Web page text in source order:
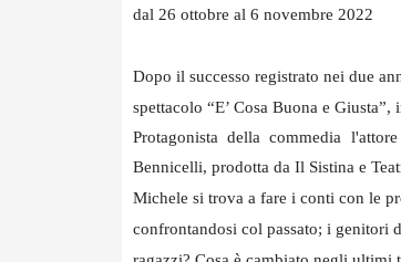
dal 26 ottobre al 6 novembre 2022
Dopo il successo registrato nei due
spettacolo “E’ Cosa Buona e Giusta”,
Protagonista della commedia
Bennicelli, prodotta da Il Sistina e
Michele si trova a fare i conti con le
confrontandosi col passato; i genitori